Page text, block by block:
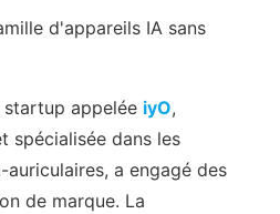
d'appareils IA sans
startup appelée iyO,
spécialisée dans les
a engagé des
de marque. La